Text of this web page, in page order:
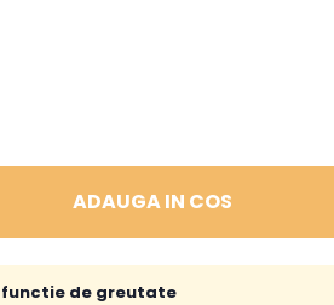
ADAUGA IN COS
de greutate